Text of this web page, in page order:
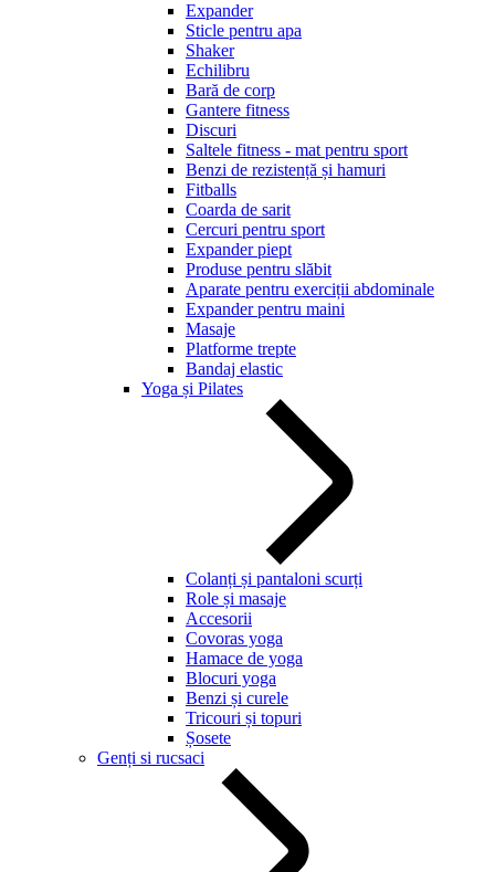
Expander
Sticle pentru apa
Shaker
Echilibru
Bară de corp
Gantere fitness
Discuri
Saltele fitness - mat pentru sport
Benzi de rezistență și hamuri
Fitballs
Coarda de sarit
Cercuri pentru sport
Expander piept
Produse pentru slăbit
Aparate pentru exerciții abdominale
Expander pentru maini
Masaje
Platforme trepte
Bandaj elastic
Yoga și Pilates
Colanți și pantaloni scurți
Role și masaje
Accesorii
Covoras yoga
Hamace de yoga
Blocuri yoga
Benzi și curele
Tricouri și topuri
Șosete
Genți si rucsaci